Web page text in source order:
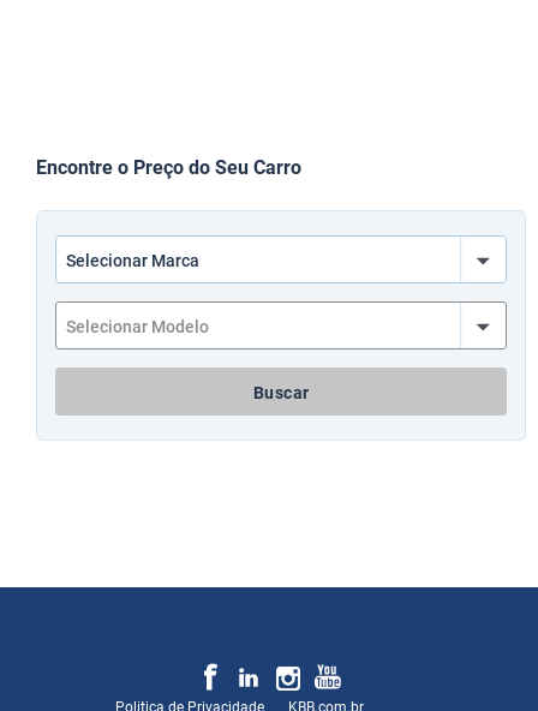
Encontre o Preço do Seu Carro
Buscar
Politica de Privacidade KBB.com.br